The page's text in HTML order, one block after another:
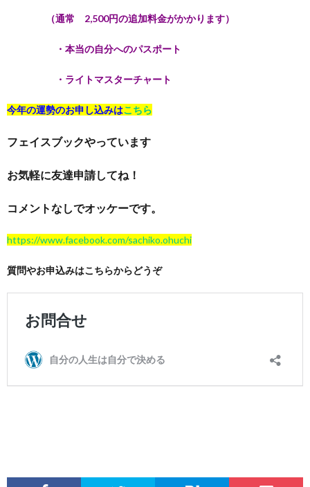
（通常 2,500円の追加料金がかかります）
・本当の自分へのパスポート
・ライトマスターチャート
今年の運勢のお申し込みはこちら
フェイスブックやっています
お気軽に友達申請してね！
コメントなしでオッケーです。
https://www.facebook.com/sachiko.ohuchi
質問やお申込みはこちらからどうぞ